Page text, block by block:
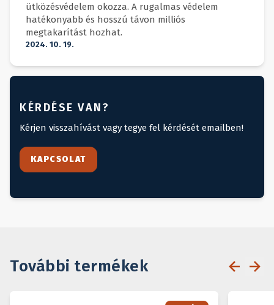
ütközésvédelem okozza. A rugalmas védelem
hatékonyabb és hosszú távon milliós
megtakarítást hozhat.
2024. 10. 19.
KÉRDÉSE VAN?
Kérjen visszahívást vagy tegye fel kérdését emailben!
KAPCSOLAT
További termékek